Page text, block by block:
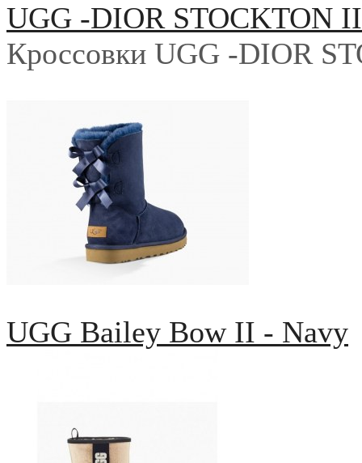
UGG -DIOR STOCKTON
Кроссовки UGG -DIOR
UGG Bailey Bow II - Navy